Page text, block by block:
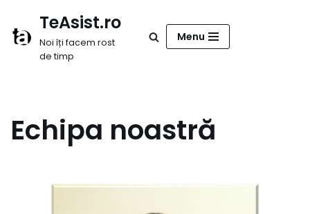
Sari
TeAsist.ro
Noi îți facem rost
de timp
Menu
Echipa noastră